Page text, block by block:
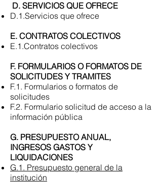
D. SERVICIOS QUE OFRECE
D.1.Servicios que ofrece
E. CONTRATOS COLECTIVOS
E.1.Contratos colectivos
F. FORMULARIOS O FORMATOS DE
SOLICITUDES Y TRAMITES
F.1. Formularios o formatos de
solicitudes
F.2. Formulario solicitud de acceso a la
información pública
G. PRESUPUESTO ANUAL,
INGRESOS GASTOS Y
LIQUIDACIONES
G.1. Presupuesto general de la
institución